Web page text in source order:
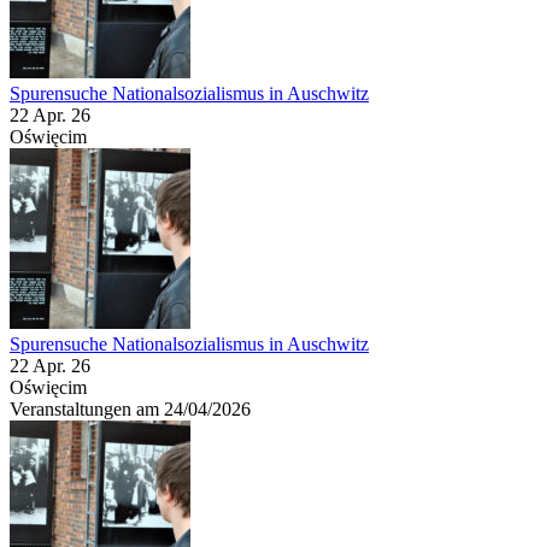
Spurensuche Nationalsozialismus in Auschwitz
22 Apr. 26
Oświęcim
Spurensuche Nationalsozialismus in Auschwitz
22 Apr. 26
Oświęcim
Veranstaltungen am 24/04/2026